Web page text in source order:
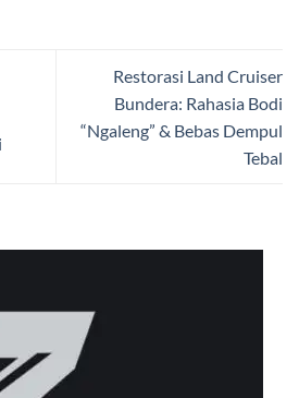
Restorasi Land Cruiser
Bundera: Rahasia Bodi
“Ngaleng” & Bebas Dempul
Tebal